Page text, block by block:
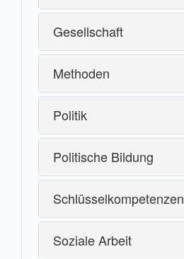
Gesellschaft
Methoden
Politik
Politische Bildung
Schlüsselkompetenzen
Soziale Arbeit